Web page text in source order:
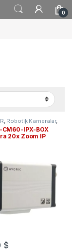
0
Robotik Kameralar,
CM60-IPX-BOX
20x Zoom IP
$